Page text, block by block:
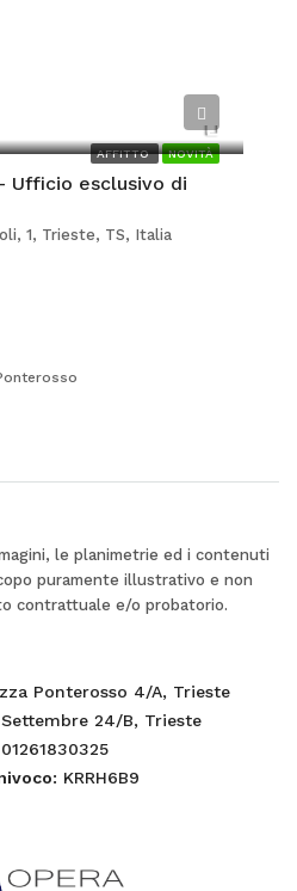
AFFITTO NOVITÀ
Ufficio esclusivo di
1, Trieste, TS, Italia
le planimetrie ed i contenuti
puramente illustrativo e non
contrattuale e/o probatorio.
Ponterosso 4/A, Trieste
Settembre 24/B, Trieste
: KRRH6B9